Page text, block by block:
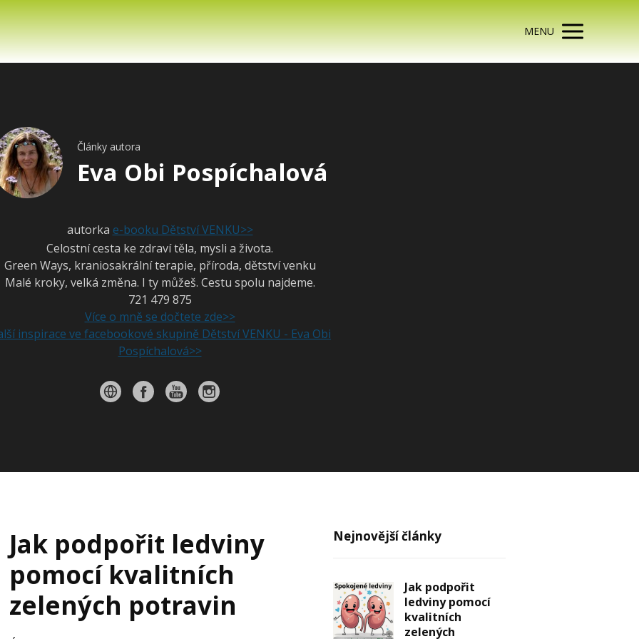
MENU
Články autora
Eva Obi Pospíchalová
autorka e-booku Dětství VENKU>>
Celostní cesta ke zdraví těla, mysli a života.
Green Ways, kraniosakrální terapie, příroda, dětství venku
Malé kroky, velká změna. I ty můžeš. Cestu spolu najdeme.
721 479 875
Více o mně se dočtete zde>>
inspirace ve facebookové skupině Dětství VENKU - Eva Obi
Pospíchalová>>
Jak podpořit ledviny
pomocí kvalitních
zelených potravin
Nejnovější články
Jak podpořit
ledviny pomocí
kvalitních
zelených